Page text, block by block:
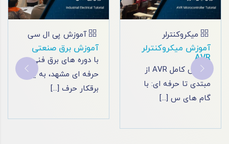
آموزش پی ال سی
آموزش برق صنعتی
با دوره های برق فنی
حرفه ای مشهد، به یک
برقکار حرف [...]
آموزش پی ال سی
آموزش پی ال سی
زیمنس
آموزش برنامه نویسی
لوگو زیمنس 8: شروعی